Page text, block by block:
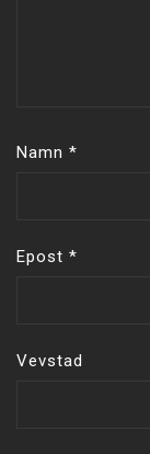
Namn *
Epost *
Vevstad